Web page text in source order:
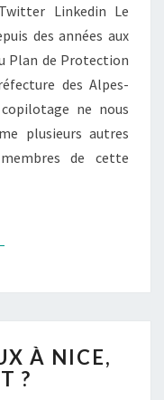
Linkedin Le
des années aux
Plan de Protection
des Alpes-
ne nous
plusieurs autres
de cette
MORE
À NICE,
?